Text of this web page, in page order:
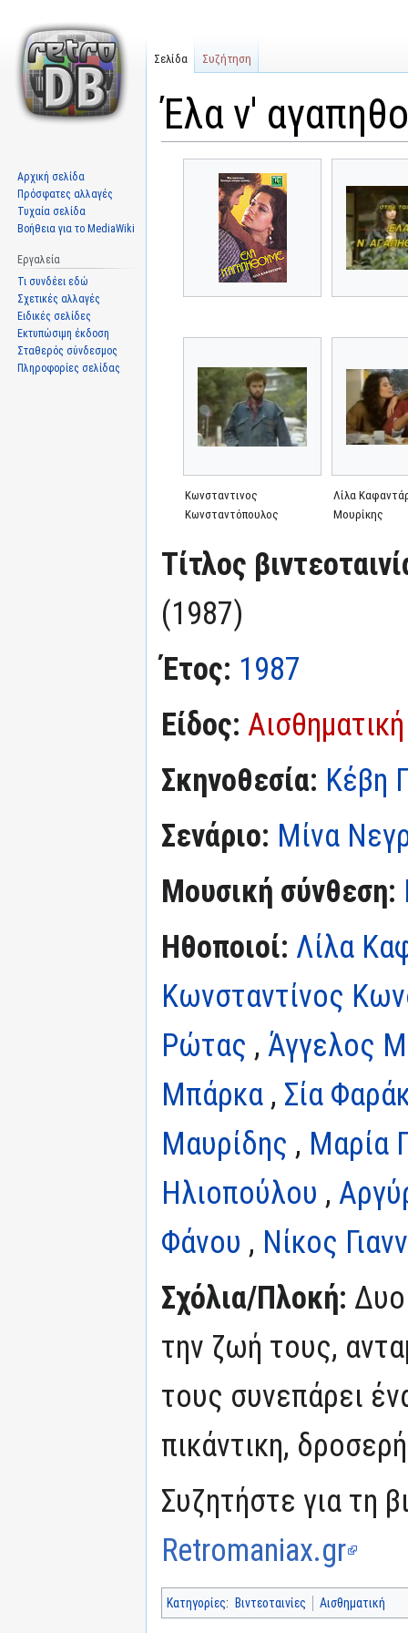
Έλα ν'
Κωνσταντινος
Κωνσταντόπουλος
Λίλα
Μουρίκης
Τίτλος
(1987)
Έτος: 1987
Είδος: Αισθηματική
Σκηνοθεσία: Κέβη
Σενάριο: Μίνα
Μουσική σύνθεση:
Ηθοποιοί: Λίλα
Κωνσταντίνος
Ρώτας , Άγγελος
Μπάρκα , Σία
Μαυρίδης , Μαρία
Ηλιοπούλου ,
Φάνου , Νίκος
Σχόλια/Πλοκή: Δυο
την ζωή τους,
τους συνεπάρει
πικάντικη,
Συζητήστε για τη
Retromaniax.gr
Κατηγορίες: Βιντεοταινίες Αισθηματική
Σελίδα Συζήτηση
Αρχική σελίδα
Πρόσφατες αλλαγές
Τυχαία σελίδα
Βοήθεια για το MediaWiki
Εργαλεία
Τι συνδέει εδώ
Σχετικές αλλαγές
Ειδικές σελίδες
Εκτυπώσιμη έκδοση
Σταθερός σύνδεσμος
Πληροφορίες σελίδας